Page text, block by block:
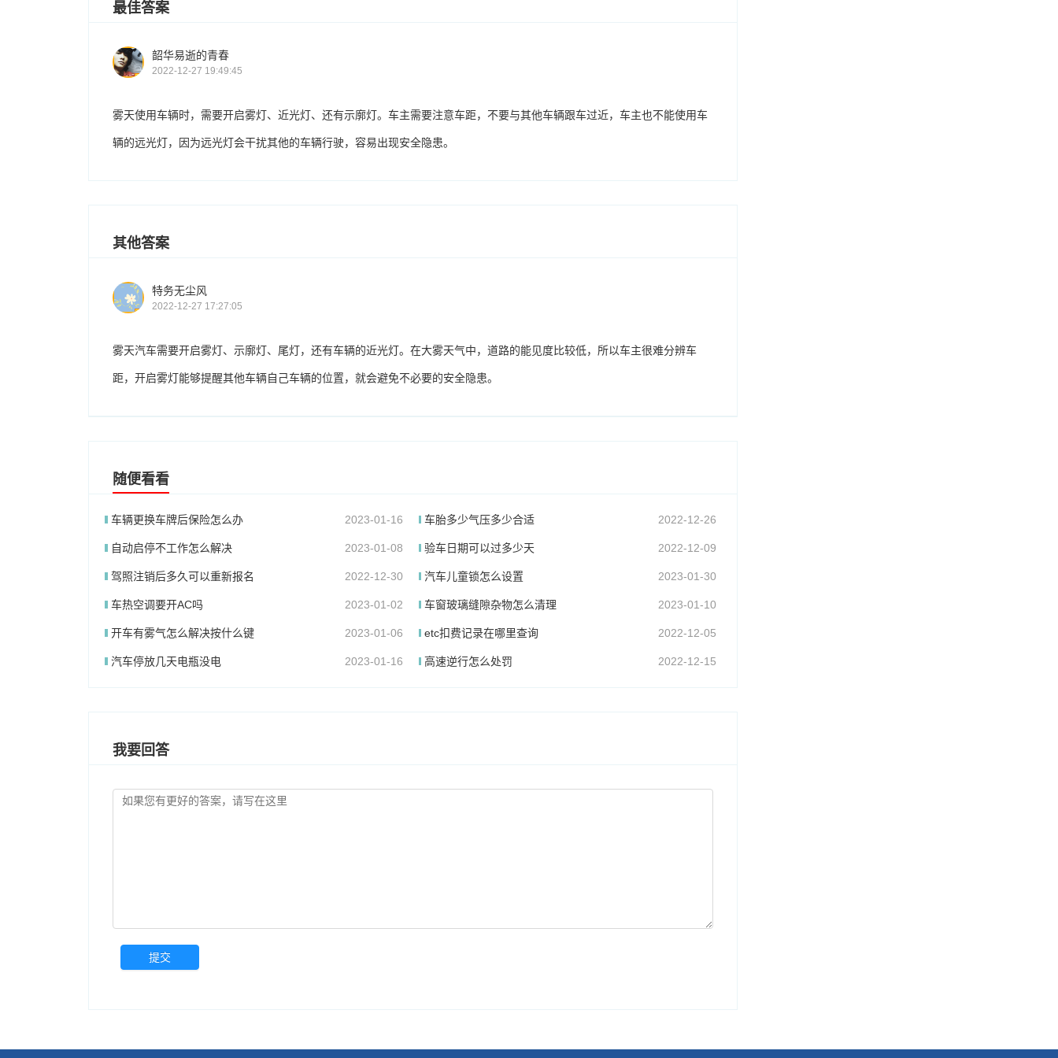
最佳答案
韶华易逝的青春
2022-12-27 19:49:45
雾天使用车辆时，需要开启雾灯、近光灯、还有示廓灯。车主需要注意车距，不要与其他车辆跟车过近，车主也不能使用车
辆的远光灯，因为远光灯会干扰其他的车辆行驶，容易出现安全隐患。
其他答案
特务无尘风
2022-12-27 17:27:05
雾天汽车需要开启雾灯、示廓灯、尾灯，还有车辆的近光灯。在大雾天气中，道路的能见度比较低，所以车主很难分辨车
距，开启雾灯能够提醒其他车辆自己车辆的位置，就会避免不必要的安全隐患。
随便看看
车辆更换车牌后保险怎么办 2023-01-16 车胎多少气压多少合适 2022-12-26
自动启停不工作怎么解决 2023-01-08 验车日期可以过多少天 2022-12-09
驾照注销后多久可以重新报名 2022-12-30 汽车儿童锁怎么设置 2023-01-30
车热空调要开AC吗 2023-01-02 车窗玻璃缝隙杂物怎么清理 2023-01-10
开车有雾气怎么解决按什么键 2023-01-06 etc扣费记录在哪里查询 2022-12-05
汽车停放几天电瓶没电 2023-01-16 高速逆行怎么处罚 2022-12-15
我要回答
提交